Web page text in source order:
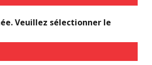
Veuillez sélectionner le